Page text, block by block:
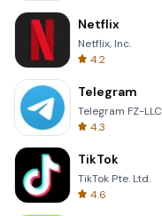
Netflix
Netflix, Inc.
4.2
Telegram
Telegram FZ-LLC
4.3
TikTok
TikTok Pte. Ltd.
4.6